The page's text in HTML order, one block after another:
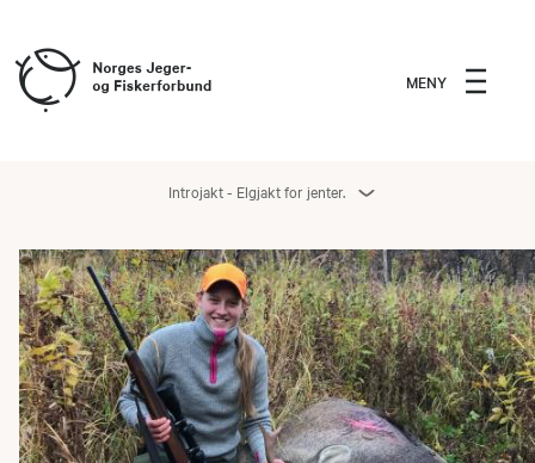
MENY
Introjakt - Elgjakt for jenter.